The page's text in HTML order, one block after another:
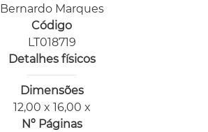
Bernardo Marques
Código
LT018719
Detalhes físicos
Dimensões
12,00 x 16,00 x
Nº Páginas